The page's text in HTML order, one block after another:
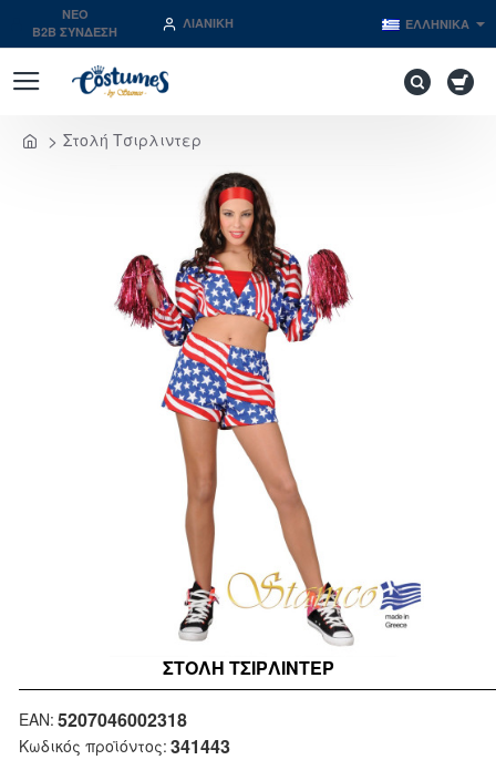
NEO
B2B ΣΥΝΔΕΣΗ
ΛΙΑΝΙΚΉ ΕΛΛΗΝΙΚΆ
Στολή Τσιρλιντερ
ΣΤΟΛΉ ΤΣΙΡΛΙΝΤΕΡ
Κωδικός προϊόντος: 341443
EAN: 5207046002318